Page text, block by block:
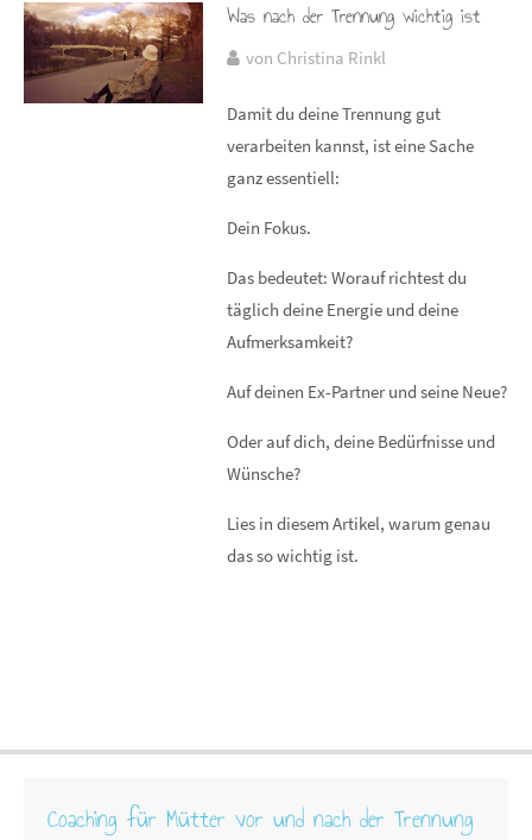
Was nach der Trennung wichtig ist
von Christina Rinkl
Damit du deine Trennung gut
verarbeiten kannst, ist eine Sache
ganz essentiell:
Dein Fokus.
Das bedeutet: Worauf richtest du
täglich deine Energie und deine
Aufmerksamkeit?
Auf deinen Ex-Partner und seine Neue?
Oder auf dich, deine Bedürfnisse und
Wünsche?
Lies in diesem Artikel, warum genau
das so wichtig ist.
Coaching für Mütter vor und nach der Trennung